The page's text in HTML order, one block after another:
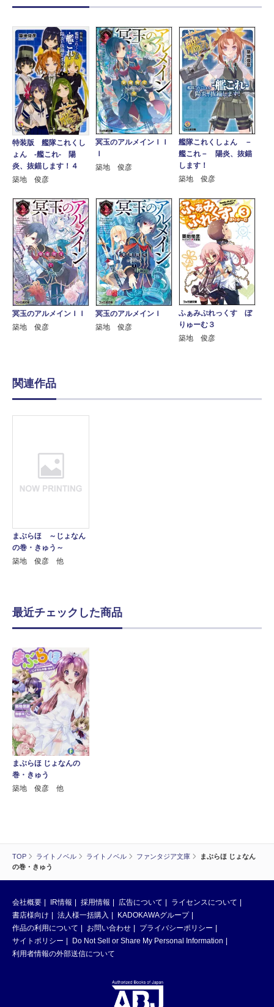
TOP ライトノベル ライトノベル ファンタジア文庫
まぶらほ じょなん
の巻・きゅう
特装版 艦隊これくし
ょん ‐艦これ‐ 陽
炎、抜錨します！４
築地 俊彦
冥玉のアルメインＩＩ
Ｉ
築地 俊彦
艦隊これくしょん －
艦これ－ 陽炎、抜錨
します！
築地 俊彦
冥玉のアルメインＩＩ
築地 俊彦
冥玉のアルメインＩ
築地 俊彦
ふぁみぷれっくす ぼ
りゅーむ３
築地 俊彦
関連作品
まぶらほ ～じょなん
の巻・きゅう～
築地 俊彦 他
最近チェックした商品
まぶらほ じょなんの
巻・きゅう
築地 俊彦 他
会社概要 IR情報 採用情報 広告について
ライセンスについて
書店様向け
法人様一括購入
KADOKAWAグループ
作品の利用について
お問い合わせ
プライバシーポリシー
サイトポリシー
Do Not Sell or Share My Personal Information
利用者情報の外部送信について